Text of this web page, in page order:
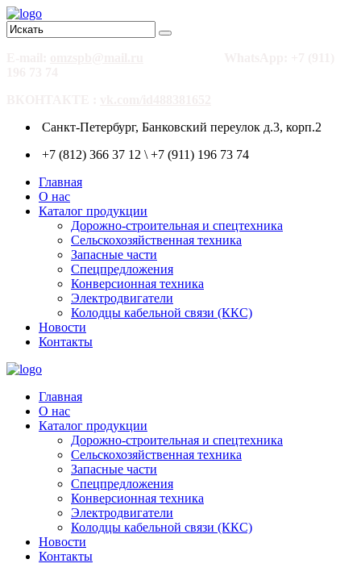
Санкт-Петербург, Банковский переулок д.3, корп.2
+7 (812) 366 37 12 \ +7 (911) 196 73 74
Главная
О нас
Каталог продукции
Дорожно-строительная и спецтехника
Сельскохозяйственная техника
Запасные части
Спецпредложения
Конверсионная техника
Электродвигатели
Колодцы кабельной связи (ККС)
Новости
Контакты
Главная
О нас
Каталог продукции
Дорожно-строительная и спецтехника
Сельскохозяйственная техника
Запасные части
Спецпредложения
Конверсионная техника
Электродвигатели
Колодцы кабельной связи (ККС)
Новости
Контакты